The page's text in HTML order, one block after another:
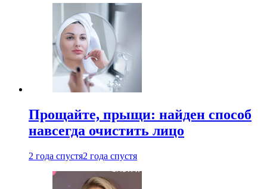
Прощайте, прыщи: найден способ
навсегда очистить лицо
2 года спустя2 года спустя